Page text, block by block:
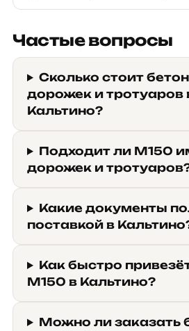
Частые вопросы
Сколько стоит
дорожек и тротуаров
Кальтино?
Подходит ли М150
дорожек и
Какие документы
поставкой в
Как быстро
М150 в Кальтино?
Можно ли заказать